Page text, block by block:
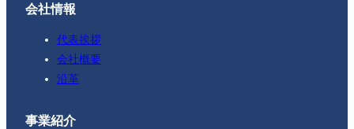
会社情報
代表挨拶
会社概要
沿革
事業紹介